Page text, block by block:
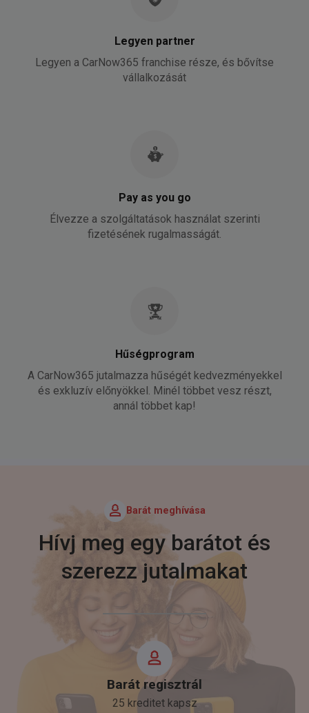
Legyen partner
Legyen a CarNow365 franchise része, és bővítse
vállalkozását
Pay as you go
Élvezze a szolgáltatások használat szerinti
fizetésének rugalmasságát.
Hűségprogram
A CarNow365 jutalmazza hűségét kedvezményekkel
és exkluzív előnyökkel. Minél többet vesz részt,
annál többet kap!
Barát meghívása
Hívj meg egy barátot és
szerezz jutalmakat
Barát regisztrál
25 kreditet kapsz